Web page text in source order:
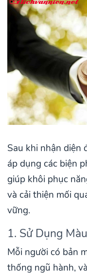
Sau khi nhận diện
áp dụng các biện
giúp khôi phục
và cải thiện mối
vững.
1. Sử Dụng
Mỗi người có bản
thống ngũ hành,